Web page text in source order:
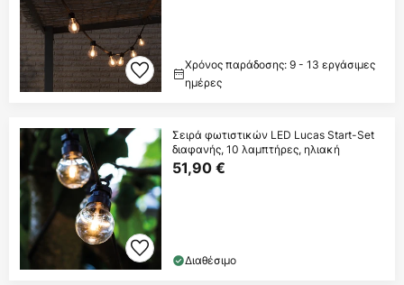
Χρόνος παράδοσης: 9 - 13 εργάσιμες
ημέρες
Σειρά φωτιστικών LED Lucas Start-Set
διαφανής, 10 λαμπτήρες, ηλιακή
51,90 €
Διαθέσιμο